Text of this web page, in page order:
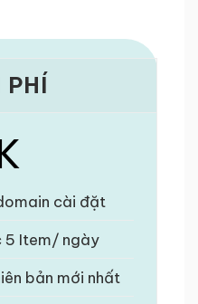
PHÍ
cài đặt
5 Item/ ngày
bản mới nhất